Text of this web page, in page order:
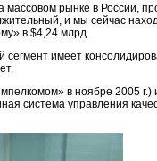
рынке в России,
и мы сейчас
в $4,24 млрд.
имеет
в ноябре 2005 г.)
система управления